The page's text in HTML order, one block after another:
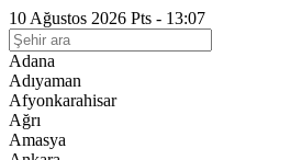
10 Ağustos 2026 Pts - 13:07
Adana
Adıyaman
Afyonkarahisar
Ağrı
Amasya